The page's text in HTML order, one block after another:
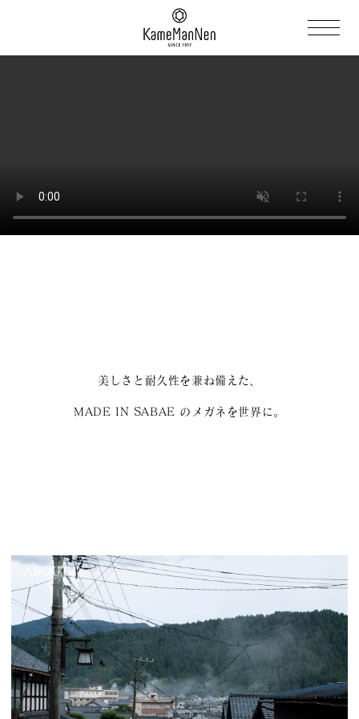
美しさと耐久性を兼ね備えた、
MADE IN SABAE のメガネを世界に。
ABOUT